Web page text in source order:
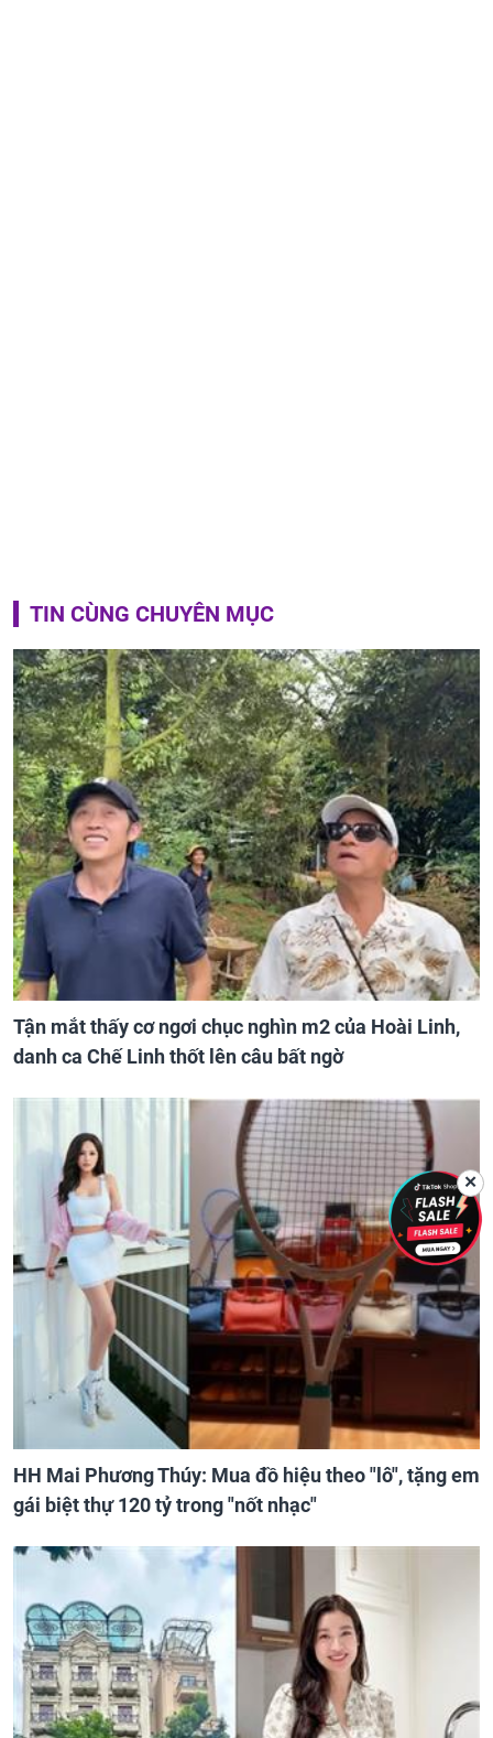
TIN CÙNG CHUYÊN MỤC
Tận mắt thấy cơ ngơi chục nghìn m2 của Hoài Linh,
danh ca Chế Linh thốt lên câu bất ngờ
HH Mai Phương Thúy: Mua đồ hiệu theo "lô", tặng em
gái biệt thự 120 tỷ trong "nốt nhạc"
✕